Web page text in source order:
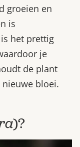
groeien en
is
het prettig
je
de plant
bloei.
)?